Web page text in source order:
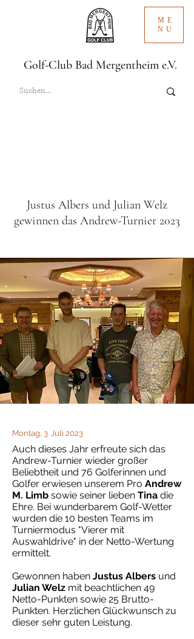
ME
NU
Golf-Club Bad Mergentheim e.V.
Justus Albers und Julian Welz
gewinnen das Andrew-Turnier 2023
Montag, 3. Juli 2023
Auch dieses Jahr erfreute sich das
Andrew-Turnier wieder großer
Beliebtheit und 76 Golferinnen und
Golfer erwiesen unserem Pro Andrew
M. Limb sowie seiner lieben Tina die
Ehre. Bei wunderbarem Golf-Wetter
wurden die 10 besten Teams im
Turniermodus "Vierer mit
Auswahldrive" in der Netto-Wertung
ermittelt.
Gewonnen haben Justus Albers und
Julian Welz mit beachtlichen 49
Netto-Punkten sowie 25 Brutto-
Punkten. Herzlichen Glückwunsch zu
dieser sehr guten Leistung.